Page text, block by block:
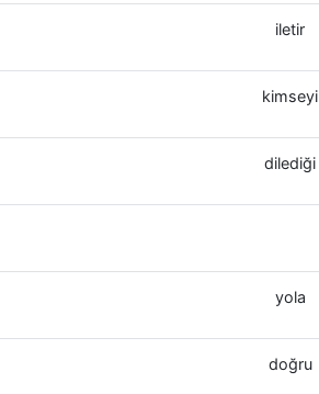
iletir
kimseyi
dilediği
yola
doğru